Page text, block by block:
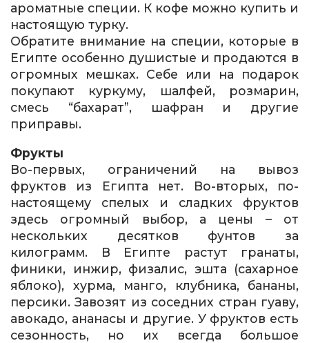
ароматные специи. К кофе можно купить и
настоящую турку.
Обратите внимание на специи, которые в
Египте особенно душистые и продаются в
огромных мешках. Себе или на подарок
покупают куркуму, шалфей, розмарин,
смесь “бахарат”, шафран и другие
приправы.
Фрукты
Во-первых, ограничений на вывоз
фруктов из Египта нет. Во-вторых, по-
настоящему спелых и сладких фруктов
здесь огромный выбор, а цены – от
нескольких десятков фунтов за
килограмм. В Египте растут гранаты,
финики, инжир, физалис, эшта (сахарное
яблоко), хурма, манго, клубника, бананы,
персики. Завозят из соседних стран гуаву,
авокадо, ананасы и другие. У фруктов есть
сезонность, но их всегда большое